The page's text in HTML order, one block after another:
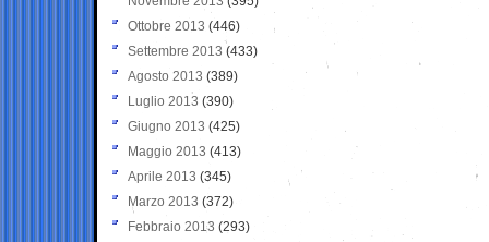
Ottobre 2013 (446)
Settembre 2013 (433)
Agosto 2013 (389)
Luglio 2013 (390)
Giugno 2013 (425)
Maggio 2013 (413)
Aprile 2013 (345)
Marzo 2013 (372)
Febbraio 2013 (293)